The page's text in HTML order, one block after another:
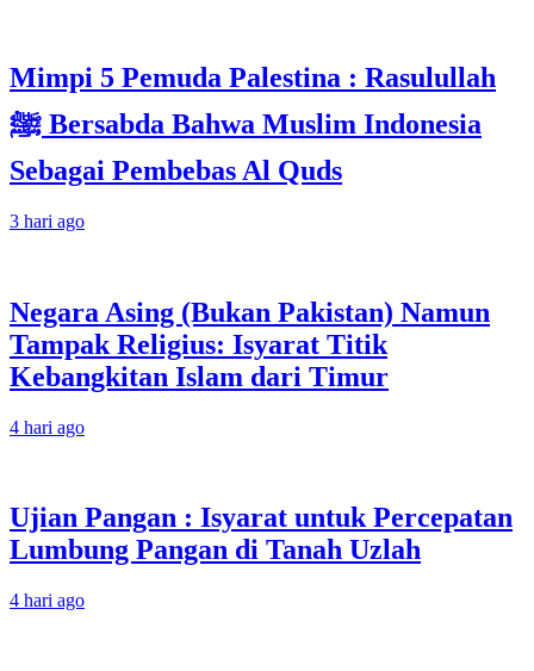
Mimpi 5 Pemuda Palestina : Rasulullah
ﷺ Bersabda Bahwa Muslim Indonesia
Sebagai Pembebas Al Quds
3 hari ago
Negara Asing (Bukan Pakistan) Namun
Tampak Religius: Isyarat Titik
Kebangkitan Islam dari Timur
4 hari ago
Ujian Pangan : Isyarat untuk Percepatan
Lumbung Pangan di Tanah Uzlah
4 hari ago